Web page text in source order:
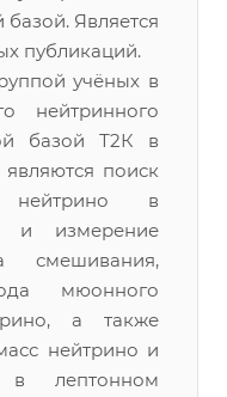
Является
публикаций.
учёных в
нейтринного
базой Т2К в
поиск
нейтрино в
и измерение
смешивания,
мюонного
а также
нейтрино и
в лептонном